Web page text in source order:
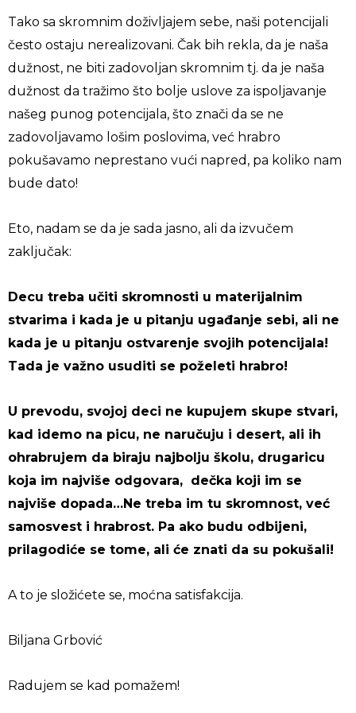
Tako sa skromnim doživljajem sebe, naši potencijali
često ostaju nerealizovani. Čak bih rekla, da je naša
dužnost, ne biti zadovoljan skromnim tj. da je naša
dužnost da tražimo što bolje uslove za ispoljavanje
našeg punog potencijala, što znači da se ne
zadovoljavamo lošim poslovima, već hrabro
pokušavamo neprestano vući napred, pa koliko nam
bude dato!
Eto, nadam se da je sada jasno, ali da izvučem
zaključak:
Decu treba učiti skromnosti u materijalnim
stvarima i kada je u pitanju ugađanje sebi, ali ne
kada je u pitanju ostvarenje svojih potencijala!
Tada je važno usuditi se poželeti hrabro!
U prevodu, svojoj deci ne kupujem skupe stvari,
kad idemo na picu, ne naručuju i desert, ali ih
ohrabrujem da biraju najbolju školu, drugaricu
koja im najviše odgovara, dečka koji im se
najviše dopada…Ne treba im tu skromnost, već
samosvest i hrabrost. Pa ako budu odbijeni,
prilagodiće se tome, ali će znati da su pokušali!
A to je složićete se, moćna satisfakcija.
Biljana Grbović
Radujem se kad pomažem!